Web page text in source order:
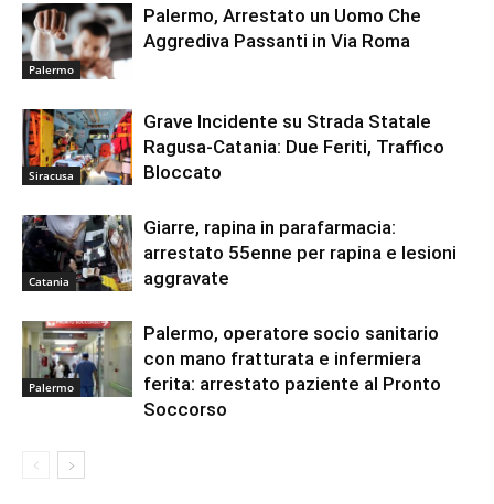
Palermo
Palermo, Arrestato un Uomo Che
Aggrediva Passanti in Via Roma
Siracusa
Grave Incidente su Strada Statale
Ragusa-Catania: Due Feriti, Traffico
Bloccato
Catania
Giarre, rapina in parafarmacia:
arrestato 55enne per rapina e lesioni
aggravate
Palermo
Palermo, operatore socio sanitario
con mano fratturata e infermiera
ferita: arrestato paziente al Pronto
Soccorso